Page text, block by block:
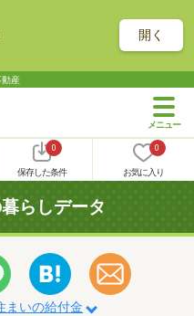
開く
動産
0
保存した条件
0
お気に入り
らしデータ
まいの給付金